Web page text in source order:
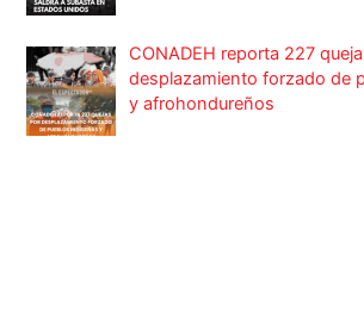
CONADEH reporta 227
desplazamiento forzado de
y afrohondureños